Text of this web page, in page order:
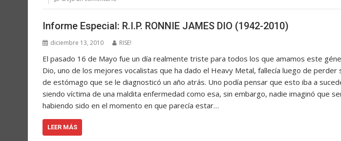
Informe Especial: R.I.P. RONNIE JAMES DIO (1942-2010)
diciembre 13, 2010 RISE!
El pasado 16 de Mayo fue un día realmente triste para todos los que amamos este
Dio, uno de los mejores vocalistas que ha dado el Heavy Metal, fallecía luego de perder
de estómago que se le diagnosticó un año atrás. Uno podía pensar que esto iba a
siendo víctima de una maldita enfermedad como esa, sin embargo, nadie imaginó que
habiendo sido en el momento en que parecía estar…
LEER MÁS